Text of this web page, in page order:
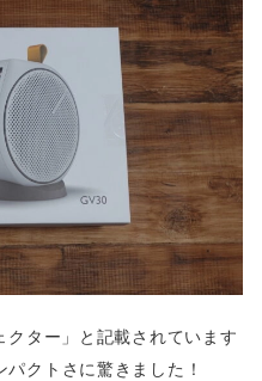
ター」と記載されています
クトさに驚きました！